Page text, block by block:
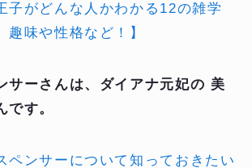
子がどんな人かわかる12の雑学
趣味や性格など！】
サーさんは、ダイアナ元妃の 美
です。
ペンサーについて知っておきたい